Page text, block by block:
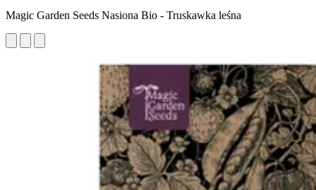
Magic Garden Seeds Nasiona Bio - Truskawka leśna